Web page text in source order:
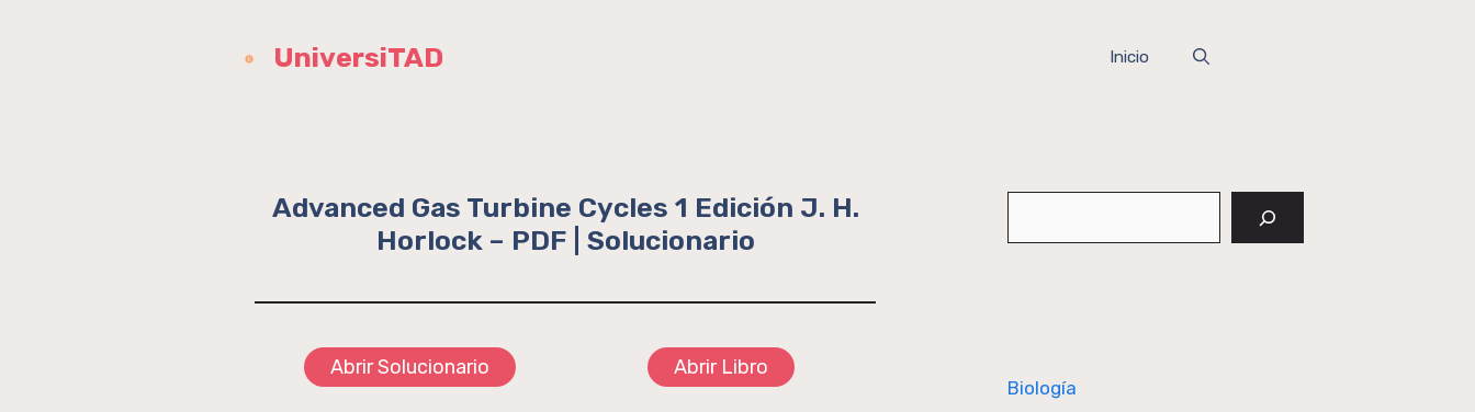
UniversiTAD Inicio
Advanced Gas Turbine Cycles 1 Edición J. H.
Horlock – PDF | Solucionario
Abrir Solucionario Abrir Libro
Biología